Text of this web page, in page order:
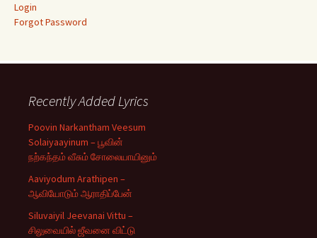
Login
Forgot Password
Recently Added Lyrics
Poovin Narkantham Veesum
Solaiyaayinum – பூவின்
நற்கந்தம் வீசும் சோலையாயினும்
Aaviyodum Arathipen –
ஆவியோடும் ஆராதிப்பேன்
Siluvaiyil Jeevanai Vittu –
சிலுவையில் ஜீவனை விட்டு